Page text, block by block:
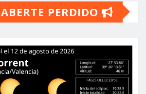
PERDIDO